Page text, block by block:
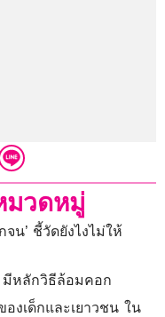
มวดหมู่
น’ ชี้วัดยังไงไม่ให้
มีหลักวิธีล้อมคอก
งเด็กและเยาวชน ใน